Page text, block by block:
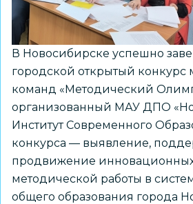
В Новосибирске успешно
городской открытый конкурс
команд «Методический
организованный МАУ ДПО
Институт Современного
конкурса — выявление,
продвижение
методической работы в
общего образования города